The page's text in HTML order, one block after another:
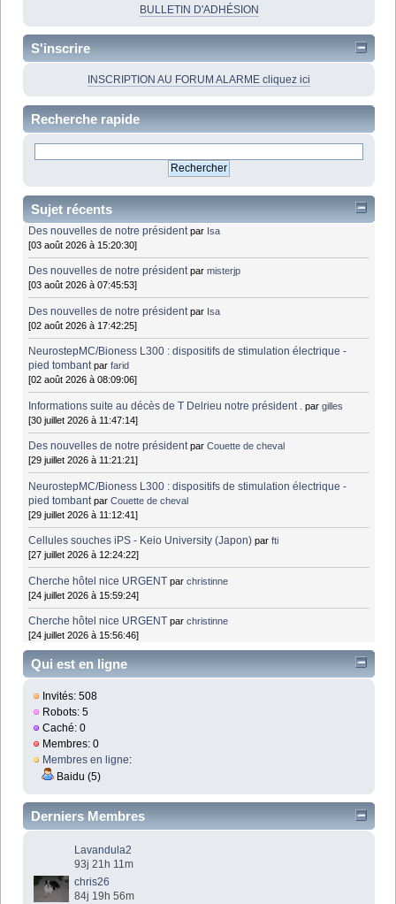
BULLETIN D'ADHÉSION
S'inscrire
INSCRIPTION AU FORUM ALARME cliquez ici
Recherche rapide
Sujet récents
Des nouvelles de notre président par Isa
[03 août 2026 à 15:20:30]
Des nouvelles de notre président parmisterjp
[03 août 2026 à 07:45:53]
Des nouvelles de notre président par Isa
[02 août 2026 à 17:42:25]
NeurostepMC/Bioness L300 : dispositifs de stimulation électrique -
pied tombant parfarid
[02 août 2026 à 08:09:06]
Informations suite au décès de T Delrieu notre président . pargilles
[30 juillet 2026 à 11:47:14]
Des nouvelles de notre président parCouette de cheval
[29 juillet 2026 à 11:21:21]
NeurostepMC/Bioness L300 : dispositifs de stimulation électrique -
pied tombant parCouette de cheval
[29 juillet 2026 à 11:12:41]
Cellules souches iPS - Keio University (Japon) parfti
[27 juillet 2026 à 12:24:22]
Cherche hôtel nice URGENT parchristinne
[24 juillet 2026 à 15:59:24]
Cherche hôtel nice URGENT parchristinne
[24 juillet 2026 à 15:56:46]
Qui est en ligne
Invités: 508
Robots: 5
Caché: 0
Membres: 0
Membres en ligne:
Baidu (5)
Derniers Membres
Lavandula2
93j 21h 11m
chris26
84j 19h 56m